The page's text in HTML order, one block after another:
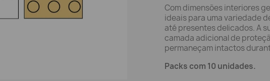
Com dimensões interiores
ideais para uma variedade
até presentes delicados. A
camada adicional de
permaneçam intactos
Packs com 10 unidades.